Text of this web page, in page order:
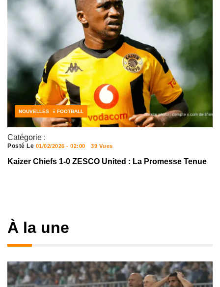
Catégorie :
CÔTE D'IVOIRE FOOTBALL
NOUVELLES
Posté Le 01/02/2026 - 02:00 39 Vues
Kaizer Chiefs 1-0 ZESCO United : La Promesse Tenue
À la une